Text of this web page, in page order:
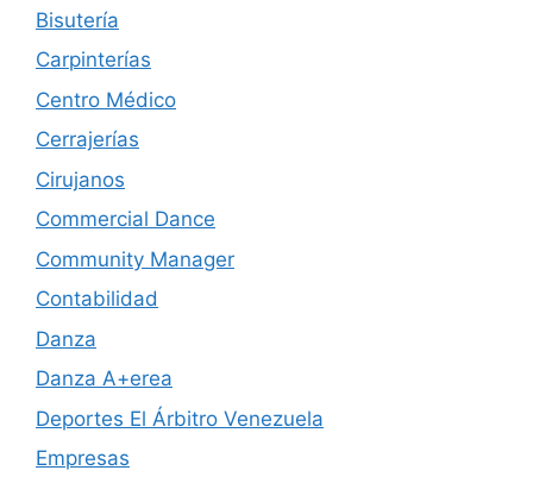
Bisutería
Carpinterías
Centro Médico
Cerrajerías
Cirujanos
Commercial Dance
Community Manager
Contabilidad
Danza
Danza A+erea
Deportes El Árbitro Venezuela
Empresas